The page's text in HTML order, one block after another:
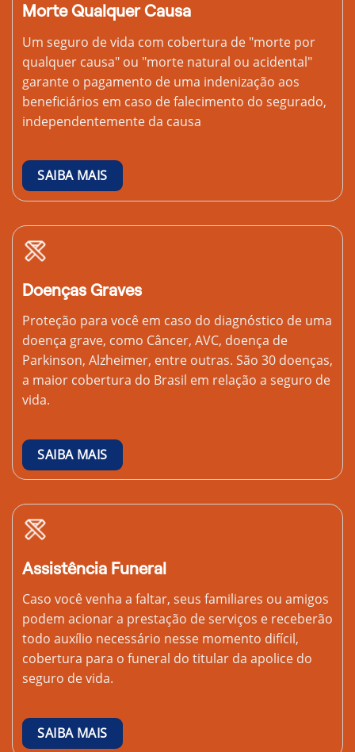
Morte Qualquer Causa
Um seguro de vida com cobertura de "morte por
qualquer causa" ou "morte natural ou acidental"
garante o pagamento de uma indenização aos
beneficiários em caso de falecimento do segurado,
independentemente da causa
SAIBA MAIS
Doenças Graves
Proteção para você em caso do diagnóstico de uma
doença grave, como Câncer, AVC, doença de
Parkinson, Alzheimer, entre outras. São 30 doenças,
a maior cobertura do Brasil em relação a seguro de
vida.
SAIBA MAIS
Assistência Funeral
Caso você venha a faltar, seus familiares ou amigos
podem acionar a prestação de serviços e receberão
todo auxílio necessário nesse momento difícil,
cobertura para o funeral do titular da apolice do
seguro de vida.
SAIBA MAIS